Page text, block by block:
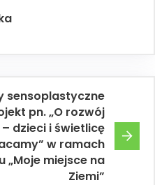
sensoplastyczne
pn. „O rozwój
dzieci i świetlicę
w ramach
„Moje miejsce na
Ziemi”